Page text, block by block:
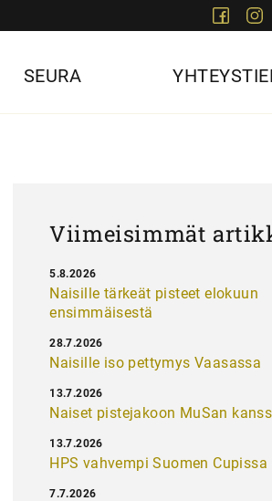
SEURA
Viimeisimmät
Naisille tärkeät pisteet elokuun
ensimmäisestä
5.8.2026
Naisille iso pettymys Vaasassa
28.7.2026
Naiset pistejakoon MuSan
13.7.2026
HPS vahvempi Suomen Cupissa
13.7.2026
7.7.2026